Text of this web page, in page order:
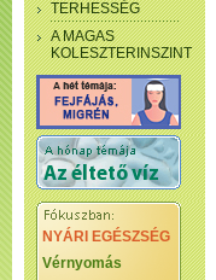
TERHESSÉG
A MAGAS
KOLESZTERINSZINT
NYÁRI EGÉSZSÉG
Vérnyomás